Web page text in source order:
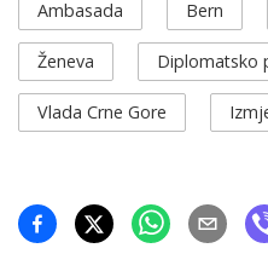
Ambasada Bern
Ženeva Diplomatsko
Vlada Crne Gore